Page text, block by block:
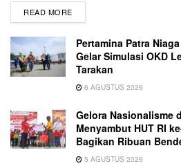
READ MORE
Pertamina Patra
Gelar Simulasi OKD
Tarakan
6 AGUSTUS 2026
Gelora Nasionalisme
Menyambut HUT RI
Bagikan Ribuan
5 AGUSTUS 2026